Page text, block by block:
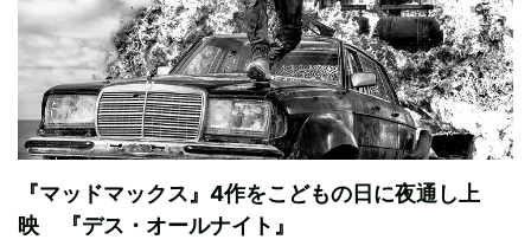
『マッドマックス』4作をこどもの日に夜通し上
映 『デス・オールナイト』